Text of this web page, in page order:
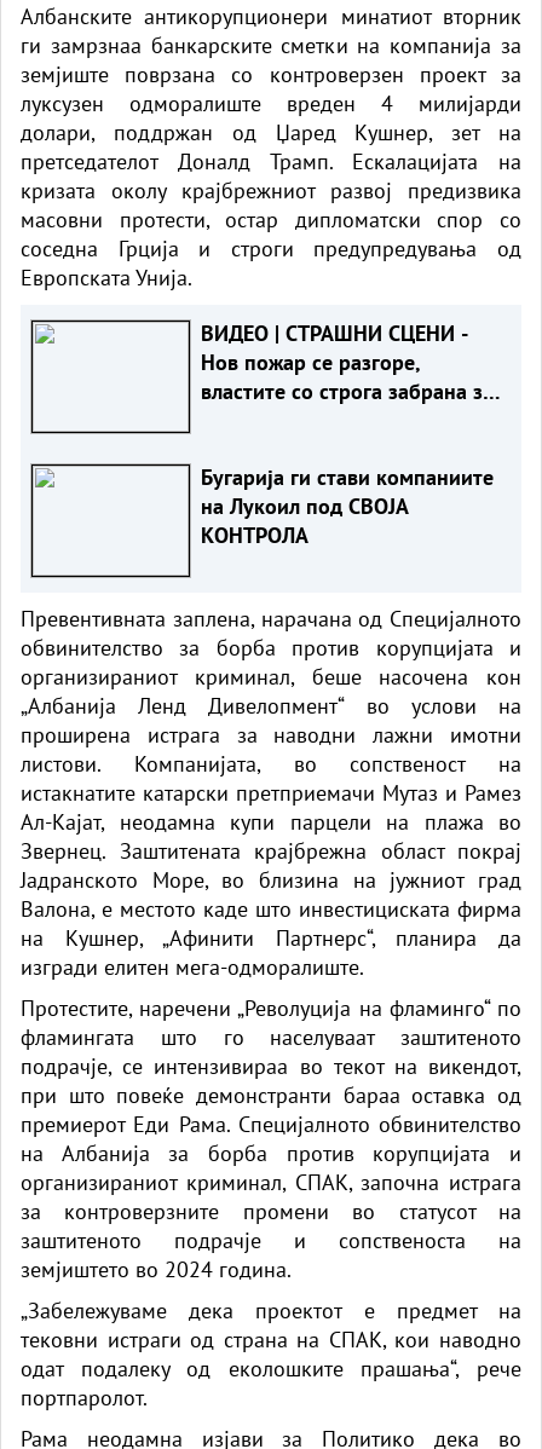
Албанските антикорупционери минатиот вторник
ги замрзнаа банкарските сметки на компанија за
земјиште поврзана со контроверзен проект за
луксузен одморалиште вреден 4 милијарди
долари, поддржан од Џаред Кушнер, зет на
претседателот Доналд Трамп. Ескалацијата на
кризата околу крајбрежниот развој предизвика
масовни протести, остар дипломатски спор со
соседна Грција и строги предупредувања од
Европската Унија.
ВИДЕО | СТРАШНИ СЦЕНИ -
Нов пожар се разгоре,
властите со строга забрана за
Бугарија ги стави компаниите
на Лукоил под СВОЈА
КОНТРОЛА
Превентивната заплена, нарачана од Специјалното
обвинителство за борба против корупцијата и
организираниот криминал, беше насочена кон
„Албанија Ленд Дивелопмент“ во услови на
проширена истрага за наводни лажни имотни
листови. Компанијата, во сопственост на
истакнатите катарски претприемачи Мутаз и Рамез
Ал-Кајат, неодамна купи парцели на плажа во
Звернец. Заштитената крајбрежна област покрај
Јадранското Море, во близина на јужниот град
Валона, е местото каде што инвестициската фирма
на Кушнер, „Афинити Партнерс“, планира да
изгради елитен мега-одморалиште.
Протестите, наречени „Револуција на фламинго“ по
фламингата што го населуваат заштитеното
подрачје, се интензивираа во текот на викендот,
при што повеќе демонстранти бараа оставка од
премиерот Еди Рама. Специјалното обвинителство
на Албанија за борба против корупцијата и
организираниот криминал, СПАК, започна истрага
за контроверзните промени во статусот на
заштитеното подрачје и сопственоста на
земјиштето во 2024 година.
„Забележуваме дека проектот е предмет на
тековни истраги од страна на СПАК, кои наводно
одат подалеку од еколошките прашања“, рече
портпаролот.
Рама неодамна изјави за Политико дека во